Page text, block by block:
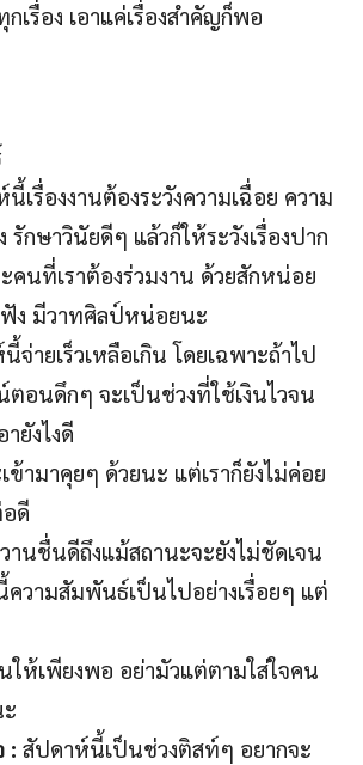
เรื่อง เอาแค่เรื่องสำคัญก็พอ
เรื่องงานต้องระวังความเฉื่อย ความ
รักษาวินัยดีๆ แล้วก็ให้ระวังเรื่องปาก
คนที่เราต้องร่วมงาน ด้วยสักหน่อย
ง มีวาทศิลป์หน่อยนะ
จ่ายเร็วเหลือเกิน โดยเฉพาะถ้าไป
ตอนดึกๆ จะเป็นช่วงที่ใช้เงินไวจน
ายังไงดี
ข้ามาคุยๆ ด้วยนะ แต่เราก็ยังไม่ค่อย
อดี
านชื่นดีถึงแม้สถานะจะยังไม่ชัดเจน
วามสัมพันธ์เป็นไปอย่างเรื่อยๆ แต่
ให้เพียงพอ อย่ามัวแต่ตามใส่ใจคน
: สัปดาห์นี้เป็นช่วงติสท์ๆ อยากจะ